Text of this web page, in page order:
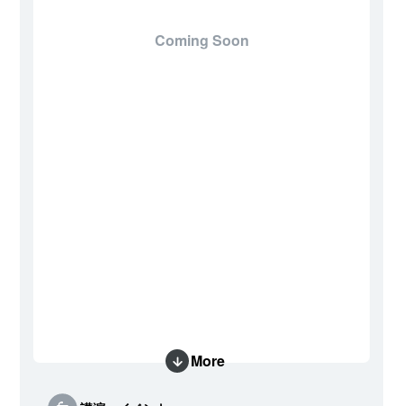
Coming Soon
More